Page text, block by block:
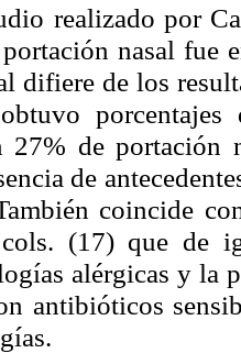
realizado por
nasal fue
difiere de los
porcentajes
27% de portación
de
coincide
(17) que de
alérgicas y la
antibióticos